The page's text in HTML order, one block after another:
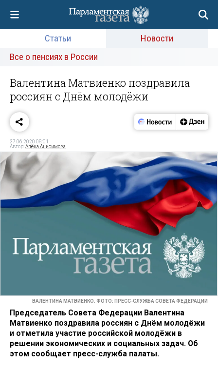
Статьи
Новости
Все о пенсиях в России
Валентина Матвиенко поздравила
россиян с Днём молодёжи
27.06.2020 08:01
Автор:Алёна Анисимова
ВАЛЕНТИНА МАТВИЕНКО. ФОТО: ПРЕСС-СЛУЖБА СОВЕТА ФЕДЕРАЦИИ
Председатель Совета Федерации Валентина
Матвиенко поздравила россиян с Днём молодёжи
и отметила участие российской молодёжи в
решении экономических и социальных задач. Об
этом сообщает пресс-служба палаты.